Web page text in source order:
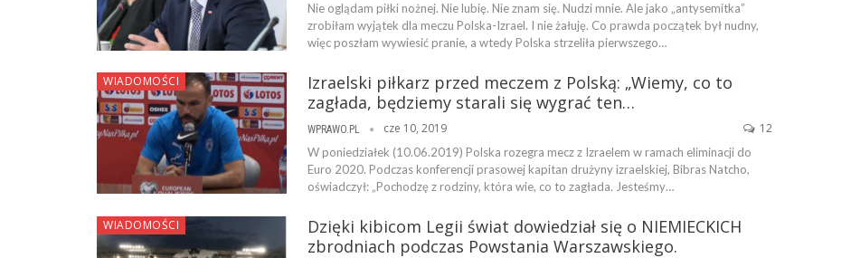
Nie oglądam piłki nożnej. Nie lubię. Nie znam się. Nudzi mnie. Ale jako „antysemitka”
zrobiłam wyjątek dla meczu Polska-Izrael. I nie żałuję. Co prawda początek był nudny,
więc poszłam wywiesić pranie, a wtedy Polska strzeliła pierwszego…
WIADOMOŚCI
Izraelski piłkarz przed meczem z Polską: „Wiemy, co to
zagłada, będziemy starali się wygrać ten…
WPRAWO.PL cze 10, 2019 12
W poniedziałek (10.06.2019) Polska rozegra mecz z Izraelem w ramach eliminacji do
Euro 2020. Podczas konferencji prasowej kapitan drużyny izraelskiej, Bibras Natcho,
oświadczył: „Pochodzę z rodziny, która wie, co to zagłada. Jesteśmy…
WIADOMOŚCI
Dzięki kibicom Legii świat dowiedział się o NIEMIECKICH
zbrodniach podczas Powstania Warszawskiego.